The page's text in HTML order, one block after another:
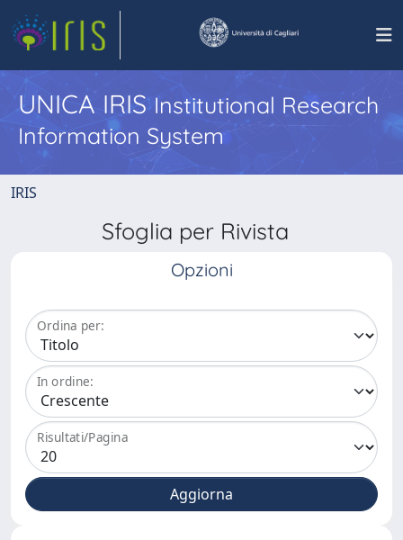
UNICA IRISInstitutional Research
Information System
IRIS
Sfoglia per Rivista
Opzioni
Ordina per:
In ordine:
Risultati/Pagina